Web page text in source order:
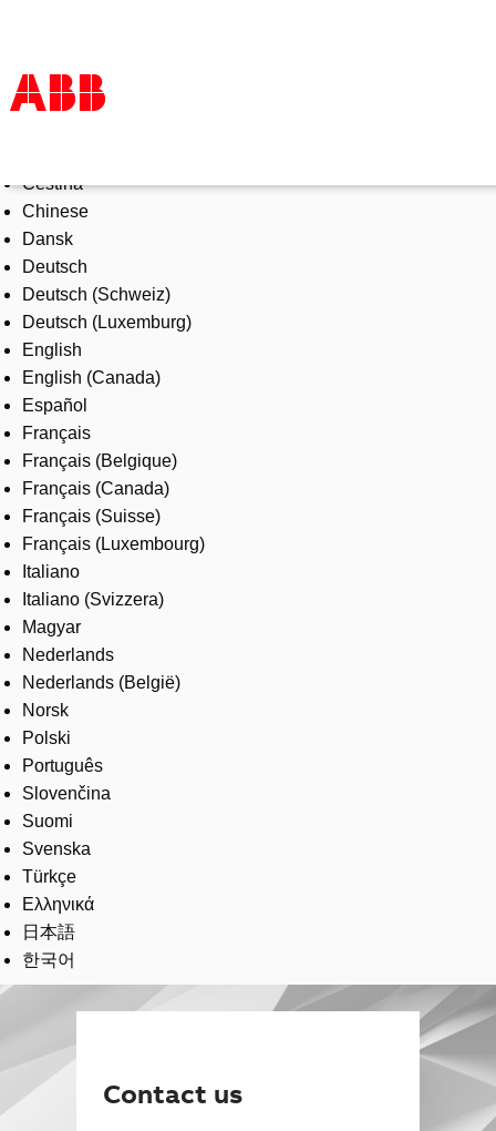
Products & Solutions
Industries
Services
About us
Where to buy
Contact us
Careers
Čeština
Chinese
Dansk
Deutsch
Deutsch (Schweiz)
Deutsch (Luxemburg)
English
English (Canada)
Español
Français
Français (Belgique)
Français (Canada)
Français (Suisse)
Français (Luxembourg)
Italiano
Italiano (Svizzera)
Magyar
Nederlands
Nederlands (België)
Norsk
Polski
Português
Slovenčina
Suomi
Svenska
Türkçe
Ελληνικά
日本語
한국어
Contact us